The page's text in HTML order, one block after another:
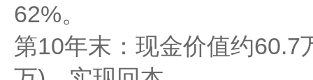
62%。
第10年末​​：现金价值约60.7